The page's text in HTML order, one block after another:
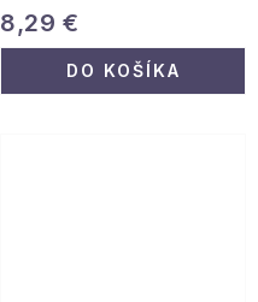
8,29 €
DO KOŠÍKA